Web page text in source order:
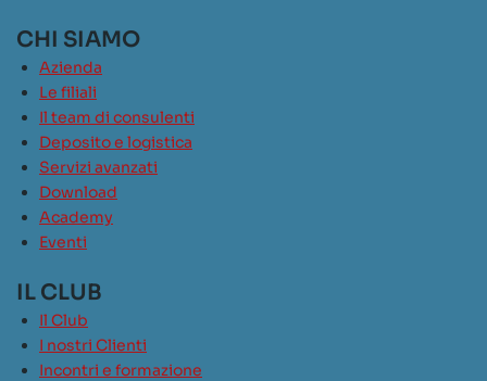
CHI SIAMO
Azienda
Le filiali
Il team di consulenti
Deposito e logistica
Servizi avanzati
Download
Academy
Eventi
IL CLUB
Il Club
I nostri Clienti
Incontri e formazione